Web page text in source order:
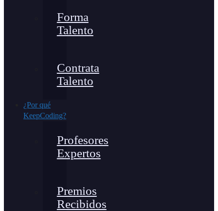
Forma
Talento
Contrata
Talento
¿Por qué
KeepCoding?
Profesores
Expertos
Premios
Recibidos